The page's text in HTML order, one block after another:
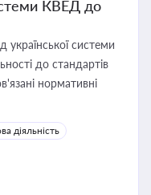
КВЕД до
української системи
до стандартів
нормативні
діяльність